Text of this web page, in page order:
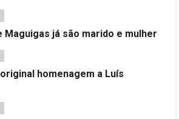
Maguigas já são marido e mulher
homenagem a Luís